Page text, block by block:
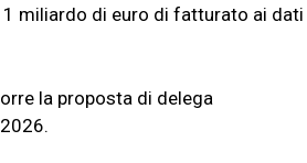
1 miliardo di euro di fatturato ai dati
la proposta di delega